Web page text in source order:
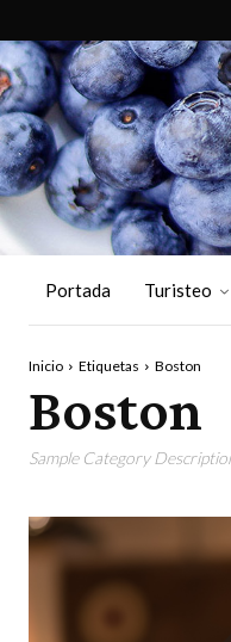
Portada Turisteo
Inicio Etiquetas Boston
Boston
Sample Category